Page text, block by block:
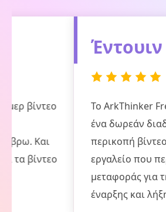
Έντουιν
Το ArkThinker Free Video
ένα δωρεάν διαδικτυακό
περικοπή βίντεο. Και είναι
εργαλείο που περιλαμβάνει
μεταφοράς για την επιλογή
έναρξης και λήξης του βίντεο.